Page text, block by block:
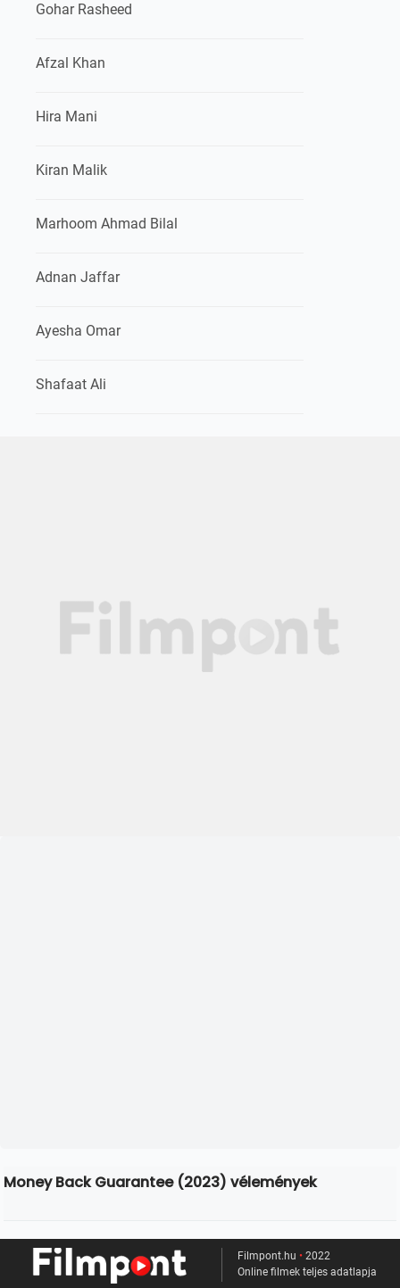
Gohar Rasheed
Afzal Khan
Hira Mani
Kiran Malik
Marhoom Ahmad Bilal
Adnan Jaffar
Ayesha Omar
Shafaat Ali
Money Back Guarantee (2023) vélemények
Filmpont.hu• 2022
Online filmek teljes adatlapja